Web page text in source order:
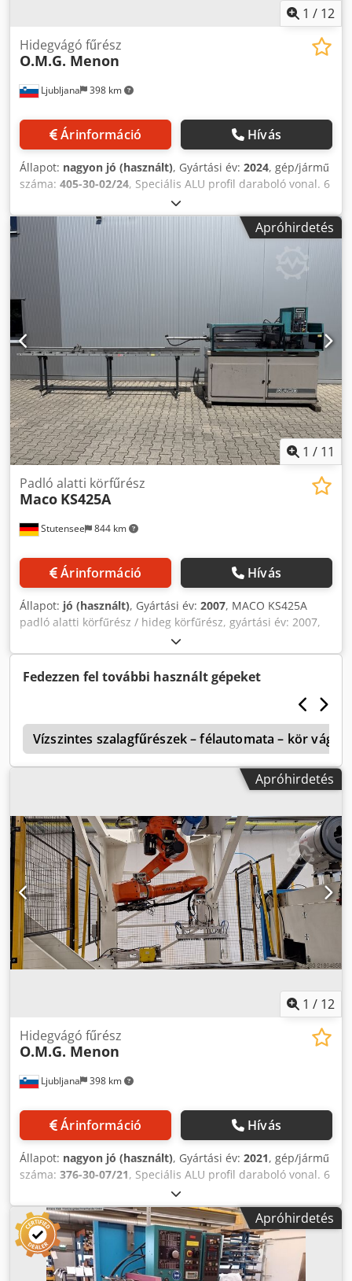
1 / 12
Ljubljana 398 km
Hidegvágó fűrész
O.M.G. Menon
Árinformáció Hívás
Állapot: nagyon jó (használt), Gyártási év: 2024, gép/jármű
száma: 405-30-02/24, Speciális ALU profil daraboló vonal. 6
tengelyes sor hosszú alumínium profilok vágásához. Profil
mérete: 160x200 mm. Maximális vágási hossz: 1500 mm,
minimális vágási hossz: 30 mm. Bemeneti anyag maximális
hossza: 6500 mm. Vágáshossz tűrés: +/-0,3 mm. Vágási
szög: 90° +/-20°. Dedpfoy U Navex Ac Aock
Apróhirdetés
1 / 11
Stutensee 844 km
Padló alatti körfűrész
Maco KS425A
Árinformáció Hívás
Állapot: jó (használt), Gyártási év: 2007, MACO KS425A
padló alatti körfűrész / hideg körfűrész, gyártási év: 2007,
hidraulikus szorítással. Műszaki adatok: Gyártó: MACO
Modell: KS425A Gyártási év: 2007 Fűrésztárcsa átmérője:
425 mm Max. vágási magasság: 145 mm Fűrészmotor: 1,3 /
2,6 kW Fűrészfej fordulatszáma: 700 / 1400 ford./perc
Hidraulika egység: 0,75 kW Hűtőfolyadék-tartály: 70 liter
Hidraulikatartály: 40 liter Gép súlya: kb. 845 kg Méretek (Sz
x M x Mé): kb. 1160 x 1730 x 1750 mm Hidraulikus
szorítókészülék Dsdpszfwu Tjfx Ac Aeck
Fedezzen fel további használt gépeket
Vízszintes szalagfűrészek – félautomata – kör
Apróhirdetés
1 / 12
Ljubljana 398 km
Hidegvágó fűrész
O.M.G. Menon
Árinformáció Hívás
Állapot: nagyon jó (használt), Gyártási év: 2021, gép/jármű
száma: 376-30-07/21, Speciális ALU profil daraboló vonal. 6
tengelyes sor hosszú alumínium profilok vágásához. Profil
mérete: 160x200 mm. Maximális vágási hossz: 1500 mm,
minimális vágási hossz: 30 mm. Bemeneti anyag maximális
hossza: 6500 mm. Vágáshossz tűrés: +/-0,3 mm. Vágási
szög: 90° +/-20°. Dodpfx Aoy Nkp Ijc Ajck
Apróhirdetés